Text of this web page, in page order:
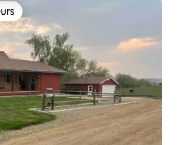
les plus appréciés